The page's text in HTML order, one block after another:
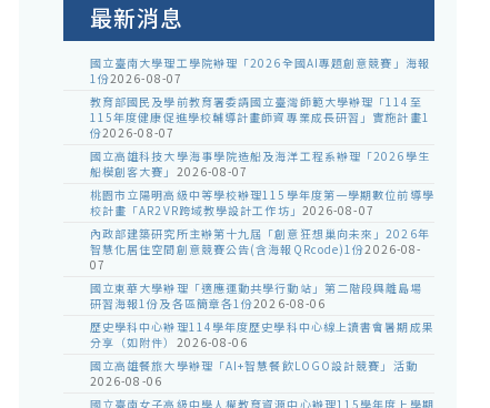
最新消息
國立臺南大學理工學院辦理「2026全國AI專題創意競賽」海報
1份2026-08-07
教育部國民及學前教育署委請國立臺灣師範大學辦理「114至
115年度健康促進學校輔導計畫師資專業成長研習」實施計畫1
份2026-08-07
國立高雄科技大學海事學院造船及海洋工程系辦理「2026學生
船模創客大賽」 2026-08-07
桃園市立陽明高級中等學校辦理115學年度第一學期數位前導學
校計畫「AR2VR跨域教學設計工作坊」 2026-08-07
內政部建築研究所主辦第十九屆「創意狂想巢向未來」2026年
智慧化居住空間創意競賽公告(含海報QRcode)1份2026-08-
07
國立東華大學辦理「適應運動共學行動站」第二階段與離島場
研習海報1份及各區簡章各1份2026-08-06
歷史學科中心辦理114學年度歷史學科中心線上讀書會暑期成果
分享（如附件） 2026-08-06
國立高雄餐旅大學辦理「AI+智慧餐飲LOGO設計競賽」活動
2026-08-06
國立臺南女子高級中學人權教育資源中心辦理115學年度上學期